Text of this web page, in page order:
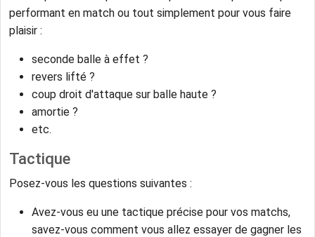
performant en match ou tout simplement pour vous faire
plaisir :
seconde balle à effet ?
revers lifté ?
coup droit d'attaque sur balle haute ?
amortie ?
etc.
Tactique
Posez-vous les questions suivantes :
Avez-vous eu une tactique précise pour vos matchs,
savez-vous comment vous allez essayer de gagner les